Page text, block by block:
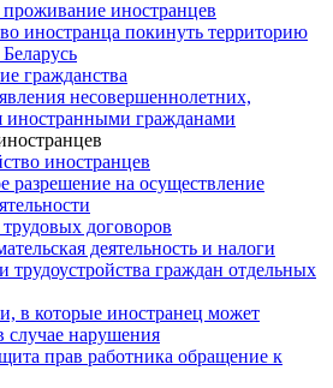
иностранцев
иностранца покинуть территорию
гражданства
несовершеннолетних,
иностранными гражданами
иностранцев
разрешение на осуществление
договоров
деятельность и налоги
трудоустройства граждан отдельных
в которые иностранец может
случае нарушения
прав работника обращение к